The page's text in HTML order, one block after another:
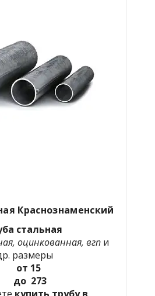
Краснознаменский
стальная
оцинкованная, вгп и
размеры
от 15
до 273